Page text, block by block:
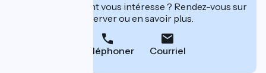
Cet établissement vous intéresse ? Rendez-vous sur
leur site pour réserver ou en savoir plus.
Téléphoner Courriel